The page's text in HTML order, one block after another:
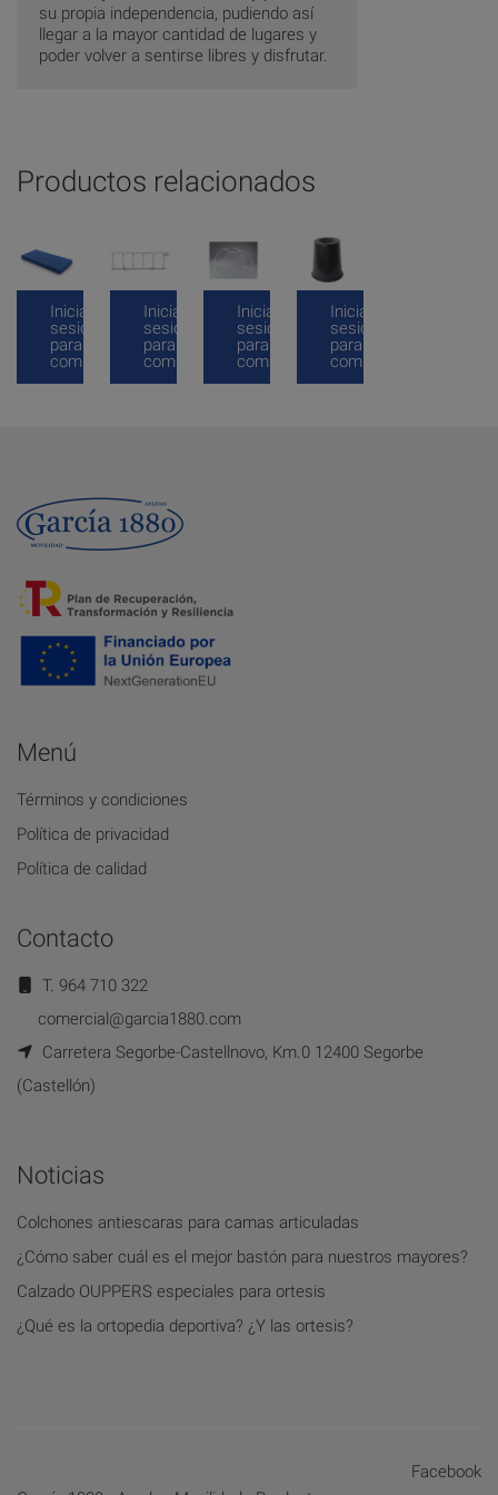
su propia independencia, pudiendo así
llegar a la mayor cantidad de lugares y
poder volver a sentirse libres y disfrutar.
Productos relacionados
Inicia
sesión
para
comprar
Inicia
sesión
para
comprar
Inicia
sesión
para
comprar
Inicia
sesión
para
comprar
Menú
Términos y condiciones
Política de privacidad
Política de calidad
Contacto
T. 964 710 322
comercial@garcia1880.com
Carretera Segorbe-Castellnovo, Km.0 12400 Segorbe
(Castellón)
Noticias
Colchones antiescaras para camas articuladas
¿Cómo saber cuál es el mejor bastón para nuestros mayores?
Calzado OUPPERS especiales para ortesis
¿Qué es la ortopedia deportiva? ¿Y las ortesis?
Facebook